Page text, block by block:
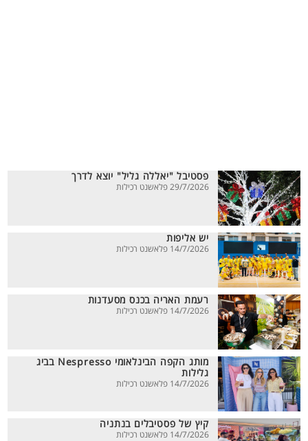
פסטיבל "יאללה גליל" יוצא לדרך
29/7/2026 פלאשנט רכילות
יש אליפות
14/7/2026 פלאשנט רכילות
רעמת האריה בכנס מסעדנות
14/7/2026 פלאשנט רכילות
מותג הקפה הבינלאומי Nespresso בביג
גלילות
14/7/2026 פלאשנט רכילות
קיץ של פסטיבלים בנתניה
14/7/2026 פלאשנט רכילות